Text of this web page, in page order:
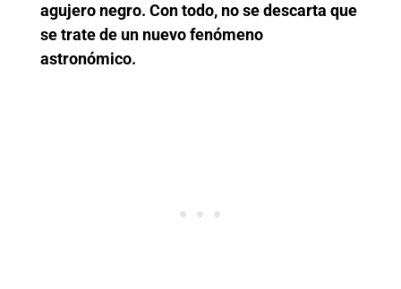
agujero negro. Con todo, no se descarta que
se trate de un nuevo fenómeno
astronómico.